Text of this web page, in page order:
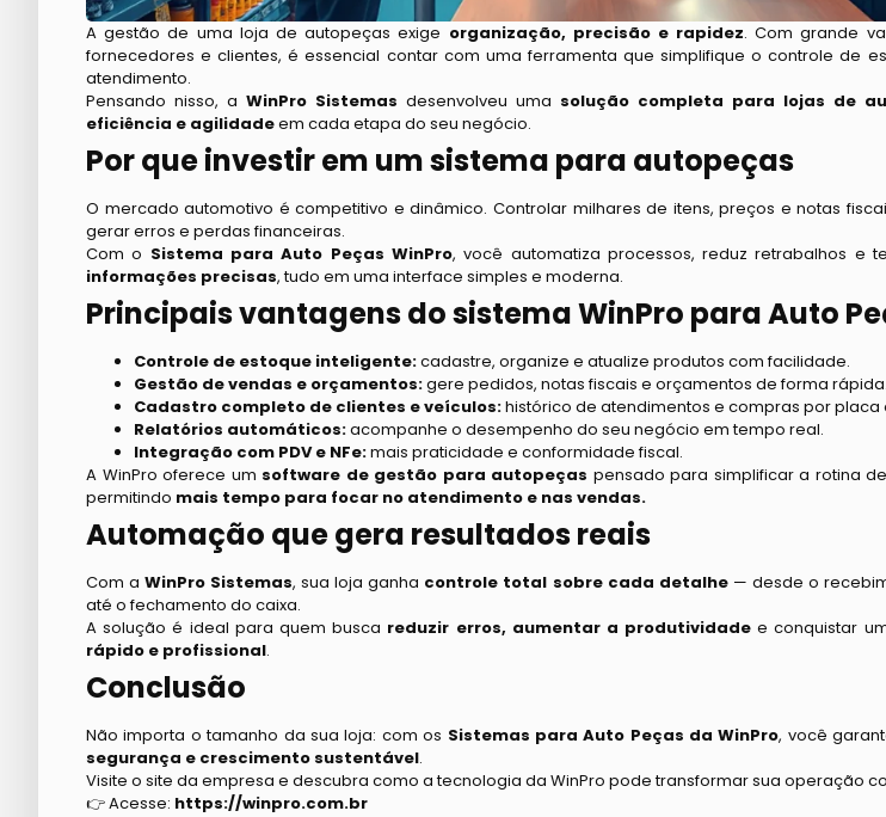
A gestão de uma loja de autopeças exige organização, precisão e rapidez. Com grande
fornecedores e clientes, é essencial contar com uma ferramenta que simplifique o controle de
atendimento.
Pensando nisso, a WinPro Sistemas desenvolveu uma solução completa para lojas de
eficiência e agilidadeem cada etapa do seu negócio.
Por que investir em um sistema para autopeças
O mercado automotivo é competitivo e dinâmico. Controlar milhares de itens, preços e notas
gerar erros e perdas financeiras.
Com o Sistema para Auto Peças WinPro, você automatiza processos, reduz retrabalhos e
informações precisas, tudo em uma interface simples e moderna.
Principais vantagens do sistema WinPro para Auto
Controle de estoque inteligente:cadastre, organize e atualize produtos com facilidade.
Gestão de vendas e orçamentos:gere pedidos, notas fiscais e orçamentos de forma rápida.
Cadastro completo de clientes e veículos:histórico de atendimentos e compras por placa
Relatórios automáticos:acompanhe o desempenho do seu negócio em tempo real.
Integração com PDV e NFe:mais praticidade e conformidade fiscal.
A WinPro oferece um software de gestão para autopeças pensado para simplificar a rotina
permitindo mais tempo para focar no atendimento e nas vendas.
Automação que gera resultados reais
Com aWinPro Sistemas, sua loja ganha controle total sobre cada detalhe— desde o
até o fechamento do caixa.
A solução é ideal para quem busca reduzir erros, aumentar a produtividade e conquistar
rápido e profissional.
Conclusão
Não importa o tamanho da sua loja: com os Sistemas para Auto Peças da WinPro, você
segurança e crescimento sustentável.
Visite o site da empresa e descubra como a tecnologia da WinPro pode transformar sua operação
👉 Acesse: https://winpro.com.br